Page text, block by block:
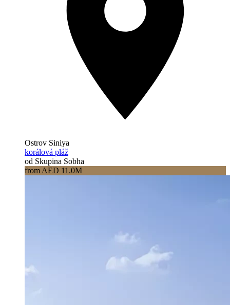
Ostrov Siniya
korálová pláž
od Skupina Sobha
from AED 11.0M